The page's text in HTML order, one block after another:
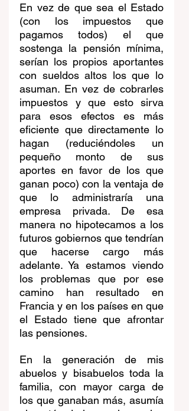
En vez de que sea el Estado
(con los impuestos que
pagamos todos) el que
sostenga la pensión mínima,
serían los propios aportantes
con sueldos altos los que lo
asuman. En vez de cobrarles
impuestos y que esto sirva
para esos efectos es más
eficiente que directamente lo
hagan (reduciéndoles un
pequeño monto de sus
aportes en favor de los que
ganan poco) con la ventaja de
que lo administraría una
empresa privada. De esa
manera no hipotecamos a los
futuros gobiernos que tendrían
que hacerse cargo más
adelante. Ya estamos viendo
los problemas que por ese
camino han resultado en
Francia y en los países en que
el Estado tiene que afrontar
las pensiones.
En la generación de mis
abuelos y bisabuelos toda la
familia, con mayor carga de
los que ganaban más, asumía